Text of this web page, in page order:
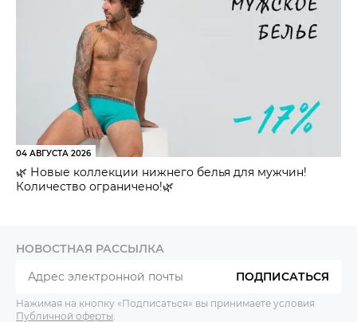
04 АВГУСТА 2026
🌿 Новые коллекции нижнего белья для мужчин!
Количество ограничено!🌿
НОВОСТНАЯ РАССЫЛКА
ПОДПИСАТЬСЯ
Нажимая на кнопку «Подписаться» вы принимаете условия
Публичной оферты